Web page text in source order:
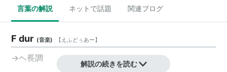
言葉の解説 ネットで話題 関連ブログ
F dur (音楽) 【 えふどぅあー】
→ヘ長調
解説の続きを読む